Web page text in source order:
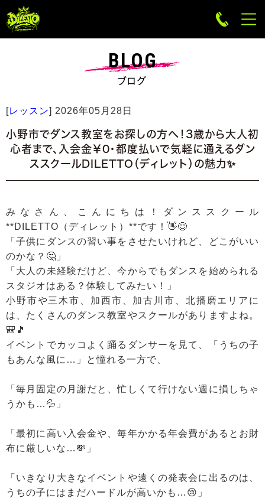
BLOG
ブログ
[レッスン] 2026年05月28日
小野市でダンス教室をお探しの方へ！3歳から大人初
心者まで、入会金￥0・都度払いで気軽に通えるダン
ススクールDILETTO（ディレット）の魅力✨
みなさん、こんにちは！ダンススクール
**DILETTO（ディレット）**です！👋😊
「子供にダンスの習い事をさせたいけれど、どこがいい
のかな？🤔」
「大人の未経験だけど、今からでもダンスを始められる
スタジオはある？体験してみたい！」
小野市や三木市、加西市、加古川市、北播磨エリアに
は、たくさんのダンス教室やスクールがありますよね。
🎒🎵
イベントでカッコよく踊るダンサーを見て、「うちの子
もあんな風に…」と憧れる一方で、
「毎月固定の月謝だと、忙しくて行けない週に損しちゃ
うかも…💦」
「最初に高い入会金や、毎年かかる年会費があるとお財
布に厳しいな…💸」
「いきなり大きなイベントや遠くの発表会に出るのは、
うちの子にはまだハードルが高いかも…😢」